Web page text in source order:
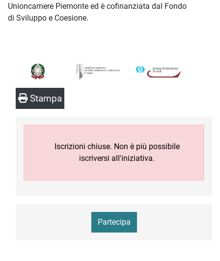
Unioncamere Piemonte ed è cofinanziata dal Fondo
di Sviluppo e Coesione.
Stampa
Iscrizioni chiuse. Non è più possibile
iscriversi all'iniziativa.
Partecipa